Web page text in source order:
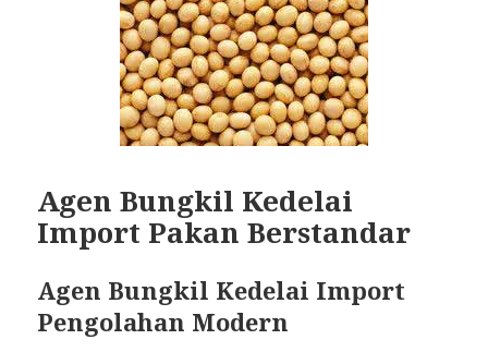
Agen Bungkil Kedelai
Import Pakan Berstandar
Agen Bungkil Kedelai Import
Pengolahan Modern